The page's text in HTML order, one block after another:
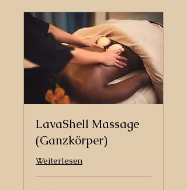
LavaShell Massage
(Ganzkörper)
Weiterlesen